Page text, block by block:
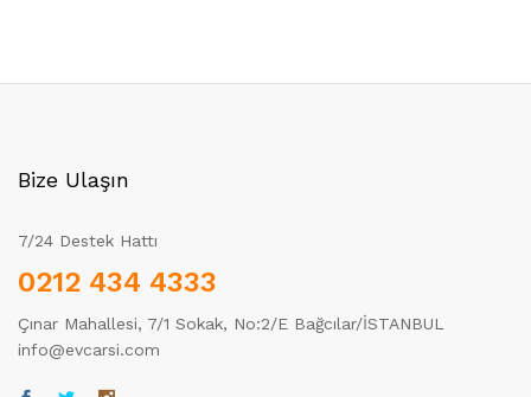
Bize Ulaşın
7/24 Destek Hattı
0212 434 4333
Çınar Mahallesi, 7/1 Sokak, No:2/E Bağcılar/İSTANBUL
info@evcarsi.com